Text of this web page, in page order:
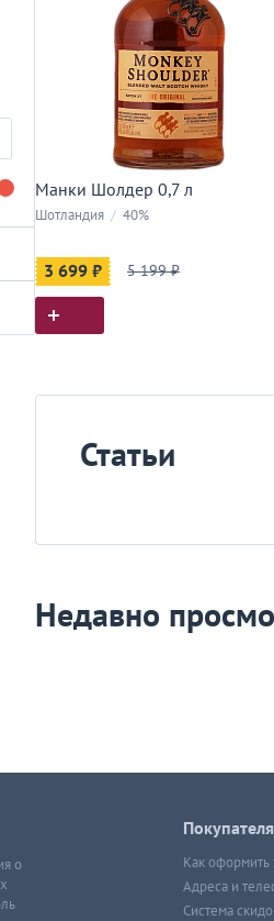
Манки Шолдер 0,7 л
Шотландия / 40%
3 699 ₽ 5 199 ₽
Статьи
Недавно
о
Как оформить
Адреса и
Система